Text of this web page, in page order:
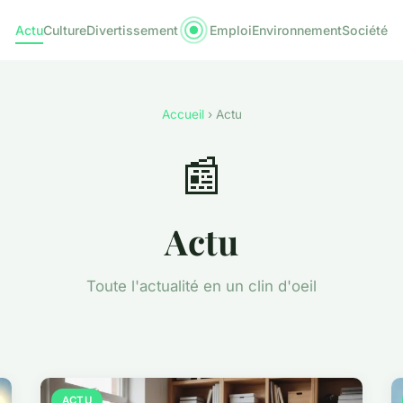
ActuCultureDivertissement EmploiEnvironnementSociété
Accueil› Actu
📰
Actu
Toute l'actualité en un clin d'oeil
ACTU